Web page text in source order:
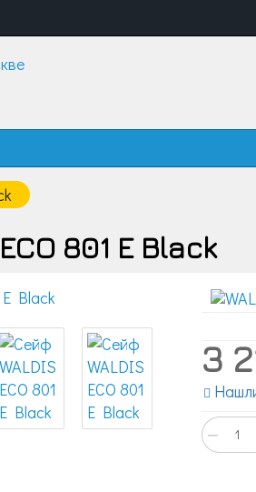
801 E Black
3
−